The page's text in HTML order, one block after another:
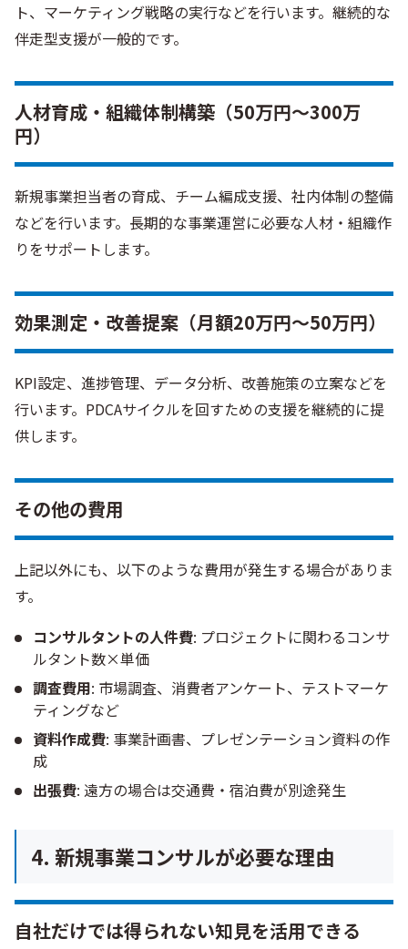
ト、マーケティング戦略の実行などを行います。継続的な
伴走型支援が一般的です。
人材育成・組織体制構築（50万円〜300万
円）
新規事業担当者の育成、チーム編成支援、社内体制の整備
などを行います。長期的な事業運営に必要な人材・組織作
りをサポートします。
効果測定・改善提案（月額20万円〜50万円）
KPI設定、進捗管理、データ分析、改善施策の立案などを
行います。PDCAサイクルを回すための支援を継続的に提
供します。
その他の費用
上記以外にも、以下のような費用が発生する場合がありま
す。
コンサルタントの人件費: プロジェクトに関わるコンサ
ルタント数×単価
調査費用: 市場調査、消費者アンケート、テストマーケ
ティングなど
資料作成費: 事業計画書、プレゼンテーション資料の作
成
出張費: 遠方の場合は交通費・宿泊費が別途発生
4. 新規事業コンサルが必要な理由
自社だけでは得られない知見を活用できる